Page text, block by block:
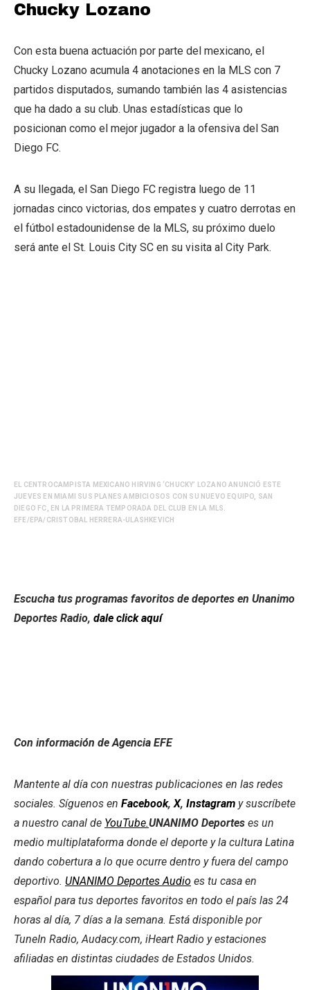
Chucky Lozano
Con esta buena actuación por parte del mexicano, el
Chucky Lozano acumula 4 anotaciones en la MLS con 7
partidos disputados, sumando también las 4 asistencias
que ha dado a su club. Unas estadísticas que lo
posicionan como el mejor jugador a la ofensiva del San
Diego FC.
A su llegada, el San Diego FC registra luego de 11
jornadas cinco victorias, dos empates y cuatro derrotas en
el fútbol estadounidense de la MLS, su próximo duelo
será ante el St. Louis City SC en su visita al City Park.
EL CENTROCAMPISTA MEXICANO HIRVING ‘CHUCKY’ LOZANO ANUNCIÓ ESTE
JUEVES EN MIAMI SUS PLANES AMBICIOSOS CON SU NUEVO EQUIPO, SAN
DIEGO FC, EN LA PRIMERA TEMPORADA DEL CLUB EN LA MLS.
EFE/EPA/CRISTOBAL HERRERA-ULASHKEVICH
Escucha tus programas favoritos de deportes en Unanimo
Deportes Radio, dale click aquí
Con información de Agencia EFE
Mantente al día con nuestras publicaciones en las redes
sociales. Síguenos en Facebook,X, Instagram y suscríbete
a nuestro canal de YouTube.UNANIMO Deportes es un
medio multiplataforma donde el deporte y la cultura Latina
dando cobertura a lo que ocurre dentro y fuera del campo
deportivo. UNANIMO Deportes Audio es tu casa en
español para tus deportes favoritos en todo el país las 24
horas al día, 7 días a la semana. Está disponible por
TuneIn Radio, Audacy.com, iHeart Radio y estaciones
afiliadas en distintas ciudades de Estados Unidos.